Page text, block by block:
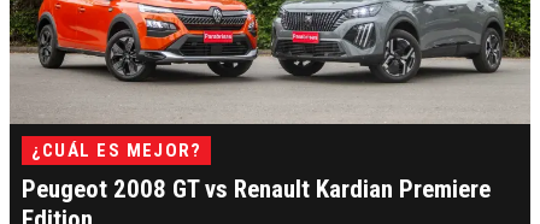
¿CUÁL ES MEJOR?
Peugeot 2008 GT vs Renault Kardian Premiere